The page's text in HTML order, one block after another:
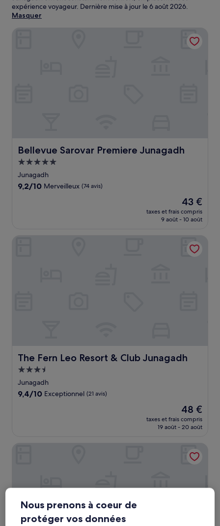
expérience voyageur. Dernière mise à jour le6 août 2026.
Masquer
Bellevue Sarovar Premiere Junagadh
Bellevue Sarovar Premiere Junagadh
Hébergement
5.0 étoiles
Junagadh
9.2
9,2/10 Merveilleux (74 avis)
Le
nouveau
prix
de
43 €
43 €
taxes et frais compris
9 août - 10 août
The Fern Leo Resort & Club Junagadh
The Fern Leo Resort & Club Junagadh
Hébergement
3.5 étoiles
Junagadh
9.4
9,4/10 Exceptionnel (21 avis)
Le
nouveau
prix
de
48 €
48 €
taxes et frais compris
19 août - 20 août
Nous prenons à coeur de
protéger vos données